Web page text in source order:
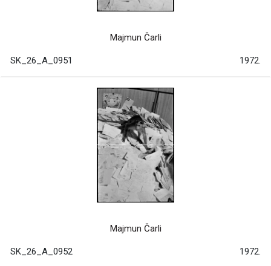
Majmun Čarli
SK_26_A_0951 1972.
Majmun Čarli
SK_26_A_0952 1972.